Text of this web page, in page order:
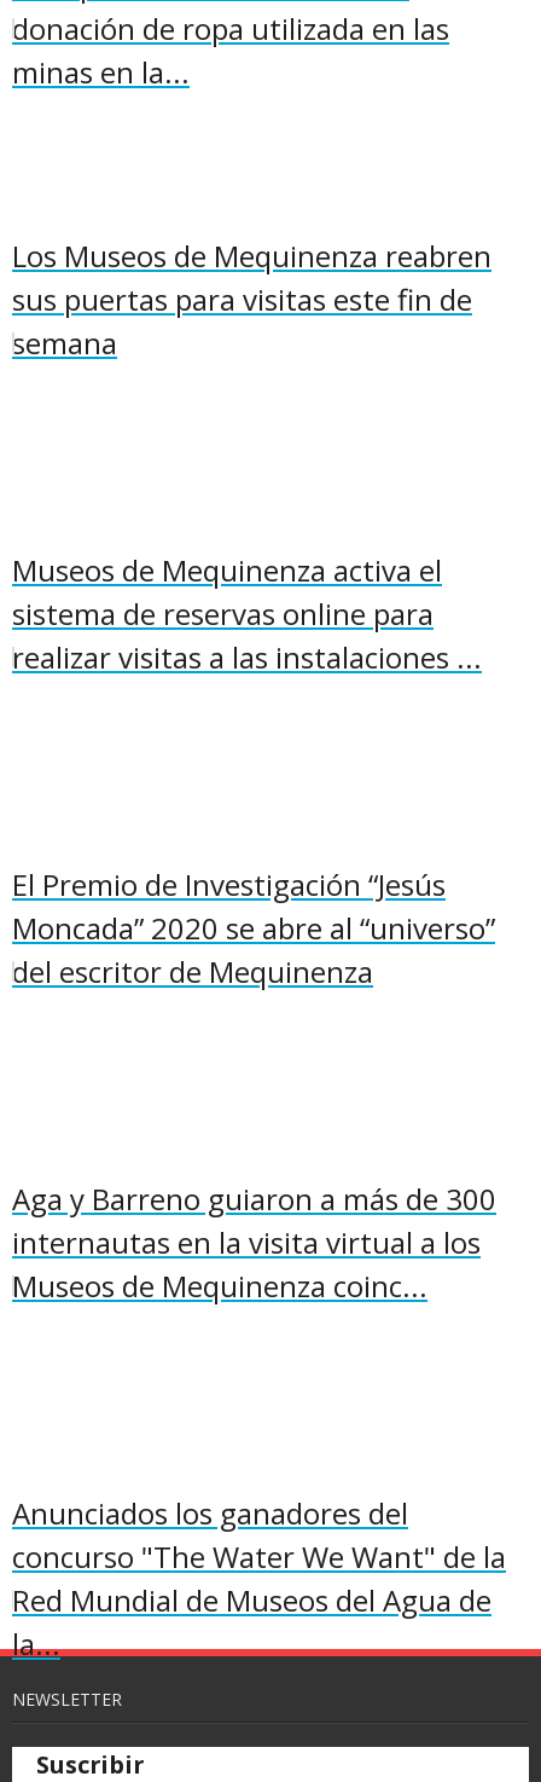
donación de ropa utilizada en las
minas en la...
Los Museos de Mequinenza reabren
sus puertas para visitas este fin de
semana
Museos de Mequinenza activa el
sistema de reservas online para
realizar visitas a las instalaciones ...
El Premio de Investigación “Jesús
Moncada” 2020 se abre al “universo”
del escritor de Mequinenza
Aga y Barreno guiaron a más de 300
internautas en la visita virtual a los
Museos de Mequinenza coinc...
Anunciados los ganadores del
concurso "The Water We Want" de la
Red Mundial de Museos del Agua de
la...
NEWSLETTER
Suscribir